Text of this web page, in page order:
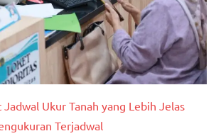
Ukur Tanah yang Lebih Jelas
Terjadwal